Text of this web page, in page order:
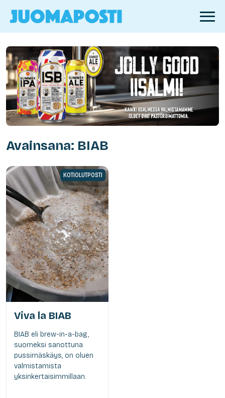
Avainsana: BIAB
KOTIOLUTPOSTI
Viva la BIAB
BIAB eli brew-in-a-bag,
suomeksi sanottuna
pussimäskäys, on oluen
valmistamista
yksinkertaisimmillaan.